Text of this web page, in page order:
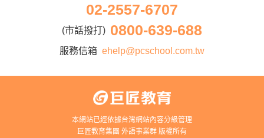
巨匠東大日語
Apply to Teach
講師登入
02-2557-6707
(市話撥打) 0800-639-688
服務信箱 ehelp@pcschool.com.tw
本網站已經依據台灣網站內容分級管理
巨匠教育集團 外語事業群 版權所有